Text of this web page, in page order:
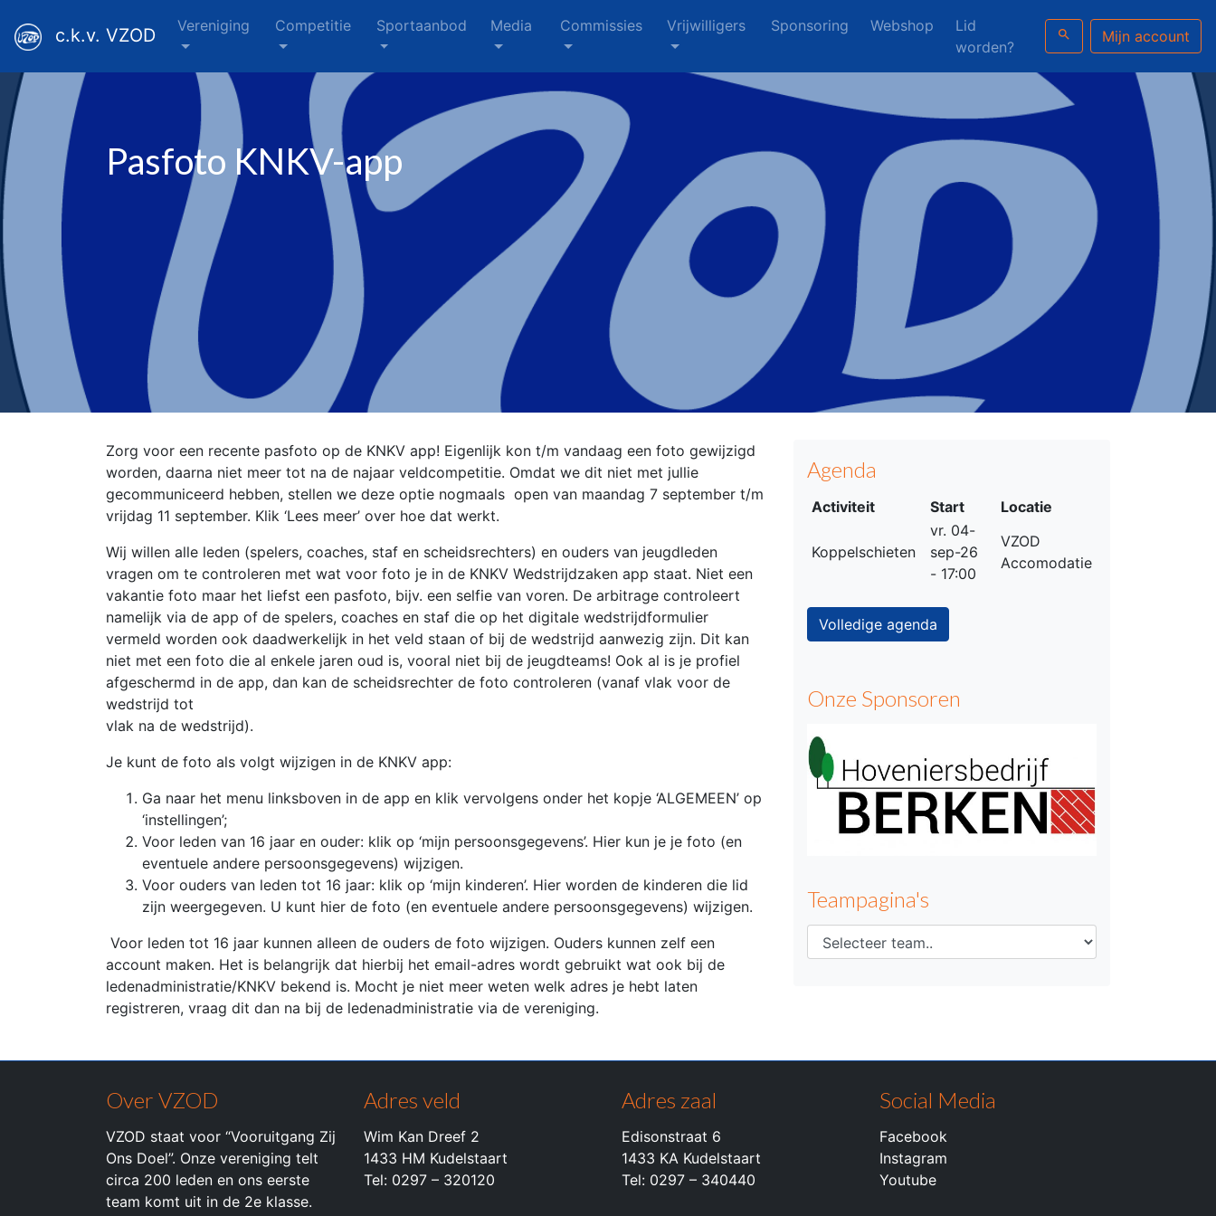
c.k.v. VZOD Vereniging Competitie Sportaanbod Media Commissies Vrijwilligers Sponsoring Webshop
Lid
worden?
search Mijn account
Pasfoto KNKV-app
Zorg voor een recente pasfoto op de KNKV app! Eigenlijk kon t/m vandaag een foto gewijzigd
worden, daarna niet meer tot na de najaar veldcompetitie. Omdat we dit niet met jullie
gecommuniceerd hebben, stellen we deze optie nogmaals open van maandag 7 september t/m
vrijdag 11 september. Klik ‘Lees meer’ over hoe dat werkt.
Wij willen alle leden (spelers, coaches, staf en scheidsrechters) en ouders van jeugdleden
vragen om te controleren met wat voor foto je in de KNKV Wedstrijdzaken app staat. Niet een
vakantie foto maar het liefst een pasfoto, bijv. een selfie van voren. De arbitrage controleert
namelijk via de app of de spelers, coaches en staf die op het digitale wedstrijdformulier
vermeld worden ook daadwerkelijk in het veld staan of bij de wedstrijd aanwezig zijn. Dit kan
niet met een foto die al enkele jaren oud is, vooral niet bij de jeugdteams! Ook al is je profiel
afgeschermd in de app, dan kan de scheidsrechter de foto controleren (vanaf vlak voor de
wedstrijd tot
vlak na de wedstrijd).
Je kunt de foto als volgt wijzigen in de KNKV app:
Ga naar het menu linksboven in de app en klik vervolgens onder het kopje ‘ALGEMEEN’ op
‘instellingen’;
Voor leden van 16 jaar en ouder: klik op ‘mijn persoonsgegevens’. Hier kun je je foto (en
eventuele andere persoonsgegevens) wijzigen.
Voor ouders van leden tot 16 jaar: klik op ‘mijn kinderen’. Hier worden de kinderen die lid
zijn weergegeven. U kunt hier de foto (en eventuele andere persoonsgegevens) wijzigen.
Voor leden tot 16 jaar kunnen alleen de ouders de foto wijzigen. Ouders kunnen zelf een
account maken. Het is belangrijk dat hierbij het email-adres wordt gebruikt wat ook bij de
ledenadministratie/KNKV bekend is. Mocht je niet meer weten welk adres je hebt laten
registreren, vraag dit dan na bij de ledenadministratie via de vereniging.
Agenda
Activiteit Start Locatie
Koppelschieten
vr. 04-
sep-26
- 17:00
VZOD
Accomodatie
Volledige agenda
Onze Sponsoren
Teampagina's
Over VZOD
VZOD staat voor “Vooruitgang Zij
Ons Doel”. Onze vereniging telt
circa 200 leden en ons eerste
team komt uit in de 2e klasse.
Adres veld
Wim Kan Dreef 2
1433 HM Kudelstaart
Tel: 0297 – 320120
Adres zaal
Edisonstraat 6
1433 KA Kudelstaart
Tel: 0297 – 340440
Social Media
Facebook
Instagram
Youtube